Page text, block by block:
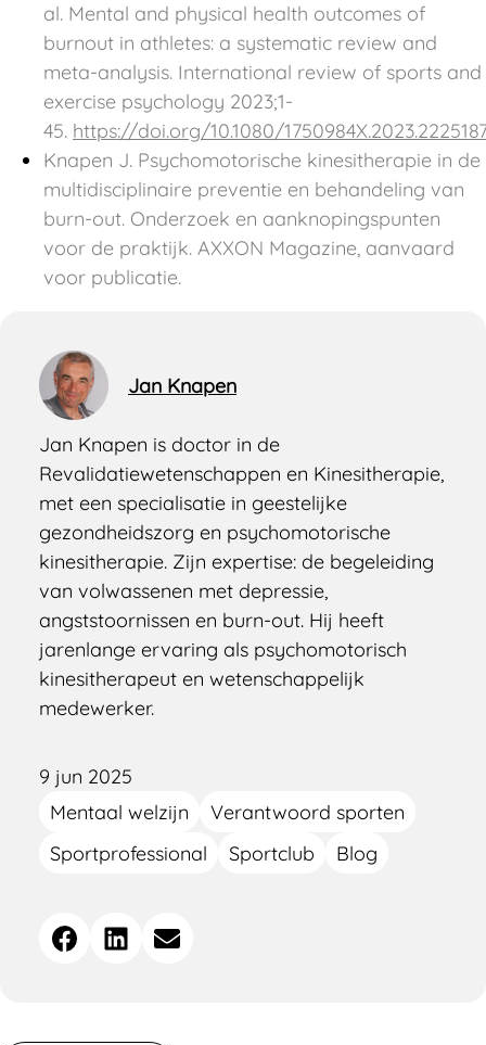
al. Mental and physical health outcomes of
burnout in athletes: a systematic review and
meta-analysis. International review of sports and
exercise psychology 2023;1-
45. https://doi.org/10.1080/1750984X.2023.2225187
Knapen J. Psychomotorische kinesitherapie in de
multidisciplinaire preventie en behandeling van
burn-out. Onderzoek en aanknopingspunten
voor de praktijk. AXXON Magazine, aanvaard
voor publicatie.
Jan Knapen
Jan Knapen is doctor in de
Revalidatiewetenschappen en Kinesitherapie,
met een specialisatie in geestelijke
gezondheidszorg en psychomotorische
kinesitherapie. Zijn expertise: de begeleiding
van volwassenen met depressie,
angststoornissen en burn-out. Hij heeft
jarenlange ervaring als psychomotorisch
kinesitherapeut en wetenschappelijk
medewerker.
9 jun 2025
Mentaal welzijn
Verantwoord sporten
Sportprofessional
Sportclub Blog
Deel
dit FacebookLinkedInE-mail